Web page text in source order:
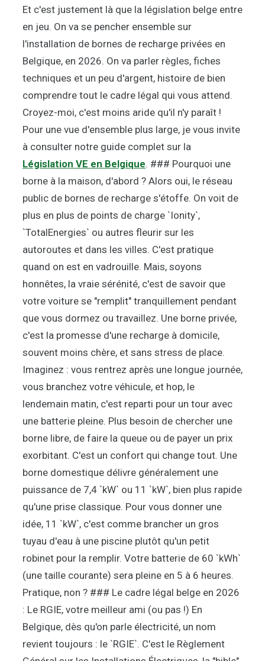
Et c'est justement là que la législation belge entre
en jeu. On va se pencher ensemble sur
l'installation de bornes de recharge privées en
Belgique, en 2026. On va parler règles, fiches
techniques et un peu d'argent, histoire de bien
comprendre tout le cadre légal qui vous attend.
Croyez-moi, c'est moins aride qu'il n'y paraît !
Pour une vue d'ensemble plus large, je vous invite
à consulter notre guide complet sur la
Législation VE en Belgique. ### Pourquoi une
borne à la maison, d'abord ? Alors oui, le réseau
public de bornes de recharge s'étoffe. On voit de
plus en plus de points de charge `Ionity`,
`TotalEnergies` ou autres fleurir sur les
autoroutes et dans les villes. C'est pratique
quand on est en vadrouille. Mais, soyons
honnêtes, la vraie sérénité, c'est de savoir que
votre voiture se "remplit" tranquillement pendant
que vous dormez ou travaillez. Une borne privée,
c'est la promesse d'une recharge à domicile,
souvent moins chère, et sans stress de place.
Imaginez : vous rentrez après une longue journée,
vous branchez votre véhicule, et hop, le
lendemain matin, c'est reparti pour un tour avec
une batterie pleine. Plus besoin de chercher une
borne libre, de faire la queue ou de payer un prix
exorbitant. C'est un confort qui change tout. Une
borne domestique délivre généralement une
puissance de 7,4 `kW` ou 11 `kW`, bien plus rapide
qu'une prise classique. Pour vous donner une
idée, 11 `kW`, c'est comme brancher un gros
tuyau d'eau à une piscine plutôt qu'un petit
robinet pour la remplir. Votre batterie de 60 `kWh`
(une taille courante) sera pleine en 5 à 6 heures.
Pratique, non ? ### Le cadre légal belge en 2026
: Le RGIE, votre meilleur ami (ou pas !) En
Belgique, dès qu'on parle électricité, un nom
revient toujours : le `RGIE`. C'est le Règlement